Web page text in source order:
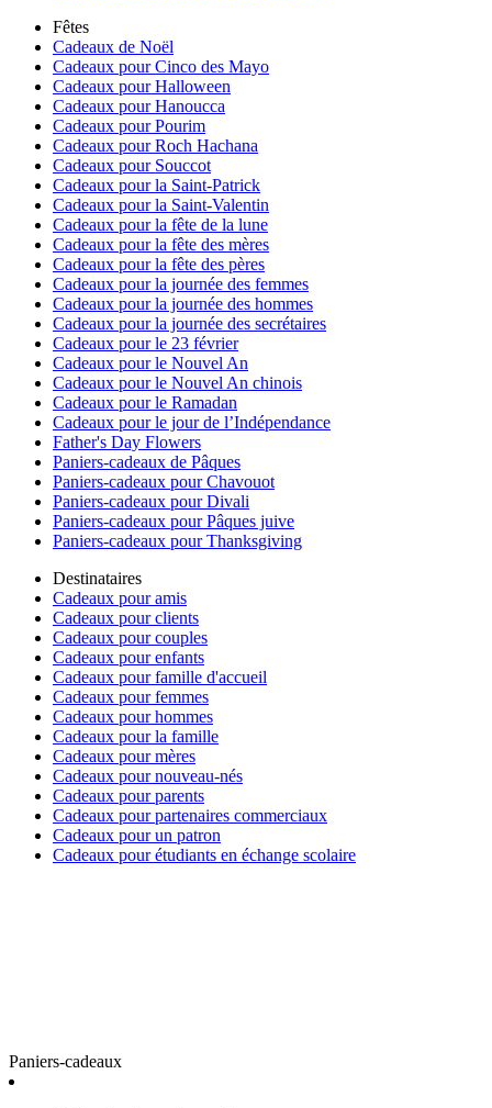
Fêtes
Cadeaux de Noël
Cadeaux pour Cinco des Mayo
Cadeaux pour Halloween
Cadeaux pour Hanoucca
Cadeaux pour Pourim
Cadeaux pour Roch Hachana
Cadeaux pour Souccot
Cadeaux pour la Saint-Patrick
Cadeaux pour la Saint-Valentin
Cadeaux pour la fête de la lune
Cadeaux pour la fête des mères
Cadeaux pour la fête des pères
Cadeaux pour la journée des femmes
Cadeaux pour la journée des hommes
Cadeaux pour la journée des secrétaires
Cadeaux pour le 23 février
Cadeaux pour le Nouvel An
Cadeaux pour le Nouvel An chinois
Cadeaux pour le Ramadan
Cadeaux pour le jour de l’Indépendance
Father's Day Flowers
Paniers-cadeaux de Pâques
Paniers-cadeaux pour Chavouot
Paniers-cadeaux pour Divali
Paniers-cadeaux pour Pâques juive
Paniers-cadeaux pour Thanksgiving
Destinataires
Cadeaux pour amis
Cadeaux pour clients
Cadeaux pour couples
Cadeaux pour enfants
Cadeaux pour famille d'accueil
Cadeaux pour femmes
Cadeaux pour hommes
Cadeaux pour la famille
Cadeaux pour mères
Cadeaux pour nouveau-nés
Cadeaux pour parents
Cadeaux pour partenaires commerciaux
Cadeaux pour un patron
Cadeaux pour étudiants en échange scolaire
Paniers-cadeaux